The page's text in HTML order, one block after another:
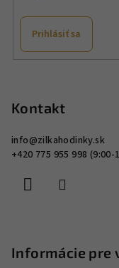
Prihlásiť sa
Kontakt
info@zilkahodinky.sk
+420 775 955 998 (9:00-
Informácie pre